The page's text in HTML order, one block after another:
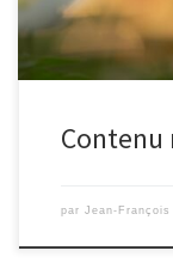
Contenu
par Jean-François